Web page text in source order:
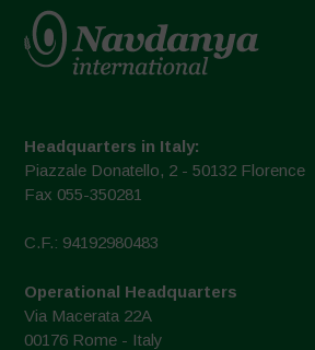
Headquarters in Italy:
Piazzale Donatello, 2 - 50132 Florence
Fax 055-350281
C.F.: 94192980483
Operational Headquarters
Via Macerata 22A
00176 Rome - Italy